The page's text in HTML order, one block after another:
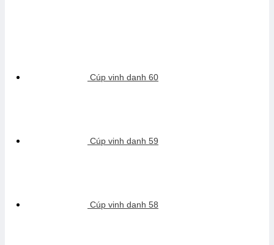
Cúp vinh danh 60
Cúp vinh danh 59
Cúp vinh danh 58